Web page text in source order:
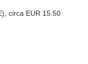
circa EUR 15.50